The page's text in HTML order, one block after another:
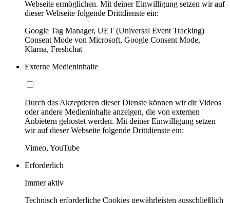
Webseite ermöglichen. Mit deiner Einwilligung setzen wir auf
dieser Webseite folgende Drittdienste ein:
Google Tag Manager, UET (Universal Event Tracking)
Consent Mode von Microsoft, Google Consent Mode,
Klarna, Freshchat
Externe Medieninhalte
Durch das Akzeptieren dieser Dienste können wir dir Videos
oder andere Medieninhalte anzeigen, die von externen
Anbietern gehostet werden. Mit deiner Einwilligung setzen
wir auf dieser Webseite folgende Drittdienste ein:
Vimeo, YouTube
Erforderlich
Immer aktiv
Technisch erforderliche Cookies gewährleisten ausschließlich